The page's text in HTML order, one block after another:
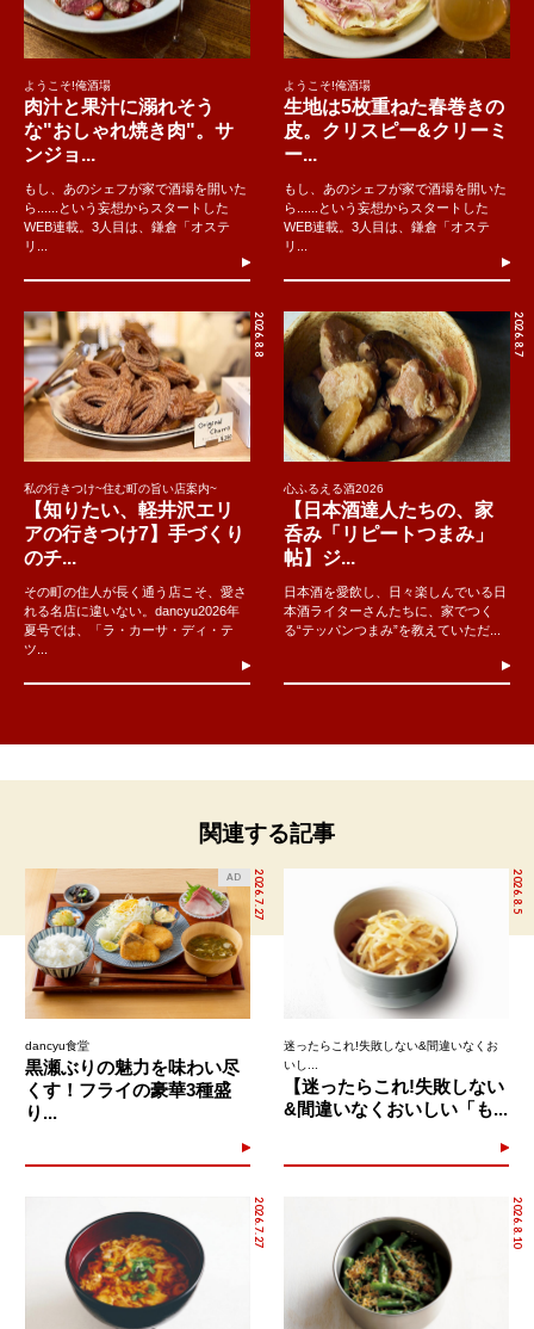
ようこそ!俺酒場
肉汁と果汁に溺れそう
な"おしゃれ焼き肉"。サ
ンジョ...
もし、あのシェフが家で酒場を開いた
ら......という妄想からスタートした
WEB連載。3人目は、鎌倉「オステ
リ...
ようこそ!俺酒場
生地は5枚重ねた春巻きの
皮。クリスピー&クリーミ
ー...
もし、あのシェフが家で酒場を開いた
ら......という妄想からスタートした
WEB連載。3人目は、鎌倉「オステ
リ...
2026.8.8
私の行きつけ~住む町の旨い店案内~
【知りたい、軽井沢エリ
アの行きつけ7】手づくり
のチ...
その町の住人が長く通う店こそ、愛さ
れる名店に違いない。dancyu2026年
夏号では、「ラ・カーサ・ディ・テ
ツ...
2026.8.7
心ふるえる酒2026
【日本酒達人たちの、家
呑み「リピートつまみ」
帖】ジ...
日本酒を愛飲し、日々楽しんでいる日
本酒ライターさんたちに、家でつく
る“テッパンつまみ”を教えていただ...
関連する記事
2026.7.27
AD
dancyu食堂
黒瀬ぶりの魅力を味わい尽
くす！フライの豪華3種盛
り...
2026.8.5
迷ったらこれ!失敗しない&間違いなくお
いし...
【迷ったらこれ!失敗しない
&間違いなくおいしい「も...
2026.7.27 2026.8.10